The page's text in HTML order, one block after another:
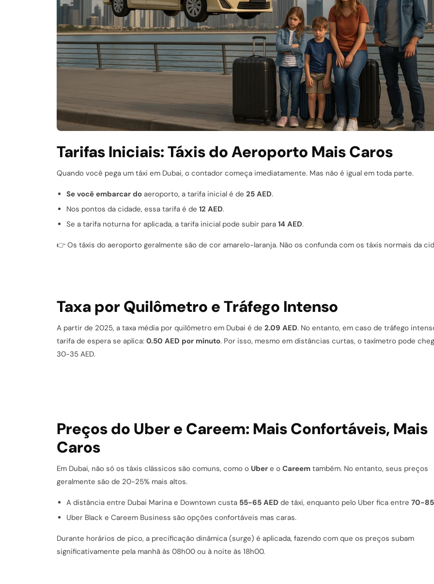
Tarifas Iniciais: Táxis do Aeroporto Mais Caros
Quando você pega um táxi em Dubai, o contador começa imediatamente. Mas não é igual em toda parte.
Se você embarcar do aeroporto, a tarifa inicial é de 25 AED.
Nos pontos da cidade, essa tarifa é de 12 AED.
Se a tarifa noturna for aplicada, a tarifa inicial pode subir para 14 AED.
👉 Os táxis do aeroporto geralmente são de cor amarelo-laranja. Não os confunda com os táxis normais da
Taxa por Quilômetro e Tráfego Intenso
A partir de 2025, a taxa média por quilômetro em Dubai é de 2.09 AED. No entanto, em caso de tráfego
tarifa de espera se aplica: 0.50 AED por minuto. Por isso, mesmo em distâncias curtas, o taxímetro pode
30-35 AED.
Preços do Uber e Careem: Mais Confortáveis, Mais
Caros
Em Dubai, não só os táxis clássicos são comuns, como o Uber e o Careem também. No entanto, seus preços
geralmente são de 20-25% mais altos.
A distância entre Dubai Marina e Downtown custa 55-65 AED de táxi, enquanto pelo Uber fica entre 70-85
Uber Black e Careem Business são opções confortáveis mas caras.
Durante horários de pico, a precificação dinâmica (surge) é aplicada, fazendo com que os preços subam
significativamente pela manhã às 08h00 ou à noite às 18h00.